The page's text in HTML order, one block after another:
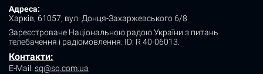
Адреса:
Харків, 61057, вул. Донця-Захаржевського 6/8
Зареєстроване Національною радою України з питань
телебачення і радіомовлення. ID: R 40-06013.
Контакти:
E-Mail: sq@sq.com.ua